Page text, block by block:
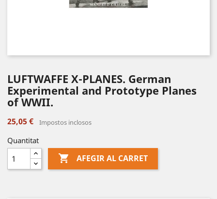
LUFTWAFFE X-PLANES. German
Experimental and Prototype Planes
of WWII.
25,05 € Impostos inclosos
Quantitat
 AFEGIR AL CARRET